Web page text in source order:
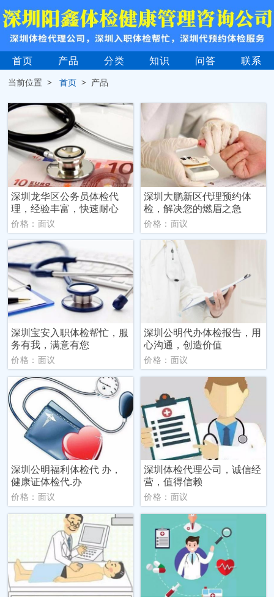
首页 产品 分类 知识 问答 联系
当前位置 >首页 > 产品
深圳龙华区公务员体检代
理，经验丰富，快速耐心
价格：面议
深圳大鹏新区代理预约体
检，解决您的燃眉之急
价格：面议
深圳宝安入职体检帮忙，服
务有我，满意有您
价格：面议
深圳公明代办体检报告，用
心沟通，创造价值
价格：面议
深圳公明福利体检代 办，
健康证体检代.办
价格：面议
深圳体检代理公司，诚信经
营，值得信赖
价格：面议